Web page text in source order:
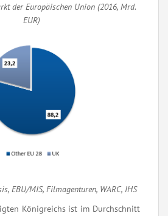
der Europäischen Union (2016, Mrd.
EUR)
EBU/MIS, Filmagenturen, WARC, IHS
Königreichs ist im Durchschnitt